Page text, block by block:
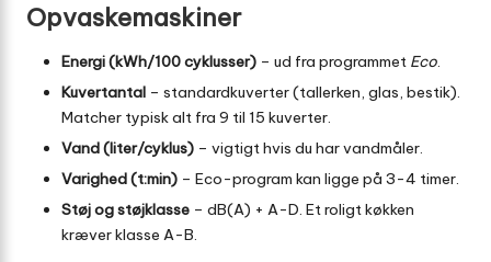
Opvaskemaskiner
Energi (kWh/100 cyklusser) – ud fra programmet Eco.
Kuvertantal – standardkuverter (tallerken, glas, bestik).
Matcher typisk alt fra 9 til 15 kuverter.
Vand (liter/cyklus) – vigtigt hvis du har vandmåler.
Varighed (t:min) – Eco-program kan ligge på 3-4 timer.
Støj og støjklasse – dB(A) + A-D. Et roligt køkken
kræver klasse A-B.